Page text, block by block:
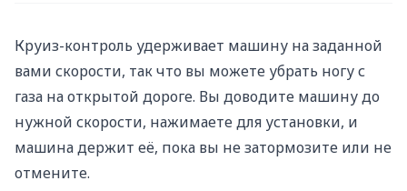
Круиз-контроль удерживает машину на заданной
вами скорости, так что вы можете убрать ногу с
газа на открытой дороге. Вы доводите машину до
нужной скорости, нажимаете для установки, и
машина держит её, пока вы не затормозите или не
отмените.